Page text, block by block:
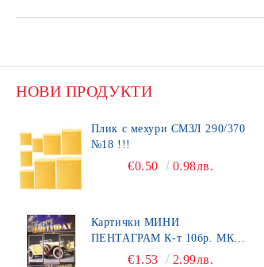
НОВИ ПРОДУКТИ
Плик с мехури СМЗЛ 290/370
№18 !!!
€0.50 0.98лв.
Картички МИНИ
ПЕНТАГРАМ К-т 10бр. МК
€1.53 2.99лв.